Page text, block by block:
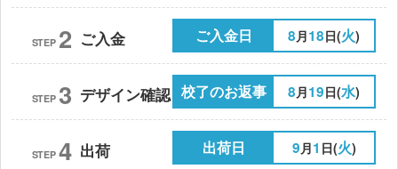
STEP 2 ご入金 ご入金日 8月18日(火)
STEP 3 デザイン確認 校了のお返事 8月19日(水)
STEP 4 出荷 出荷日 9月1 日(火)